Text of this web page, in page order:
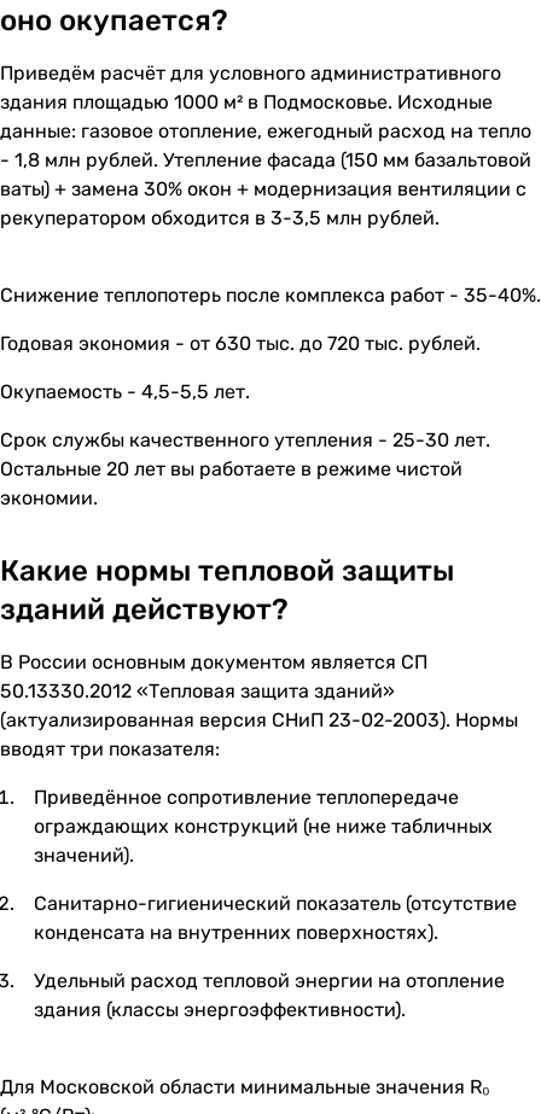
оно окупается?
Приведём расчёт для условного административного
здания площадью 1000 м² в Подмосковье. Исходные
данные: газовое отопление, ежегодный расход на тепло
- 1,8 млн рублей. Утепление фасада (150 мм базальтовой
ваты) + замена 30% окон + модернизация вентиляции с
рекуператором обходится в 3-3,5 млн рублей.
Снижение теплопотерь после комплекса работ - 35-40%.
Годовая экономия - от 630 тыс. до 720 тыс. рублей.
Окупаемость - 4,5-5,5 лет.
Срок службы качественного утепления - 25-30 лет.
Остальные 20 лет вы работаете в режиме чистой
экономии.
Какие нормы тепловой защиты
зданий действуют?
В России основным документом является СП
50.13330.2012 «Тепловая защита зданий»
(актуализированная версия СНиП 23-02-2003). Нормы
вводят три показателя:
Приведённое сопротивление теплопередаче
ограждающих конструкций (не ниже табличных
значений).
Санитарно-гигиенический показатель (отсутствие
конденсата на внутренних поверхностях).
Удельный расход тепловой энергии на отопление
здания (классы энергоэффективности).
Для Московской области минимальные значения R₀